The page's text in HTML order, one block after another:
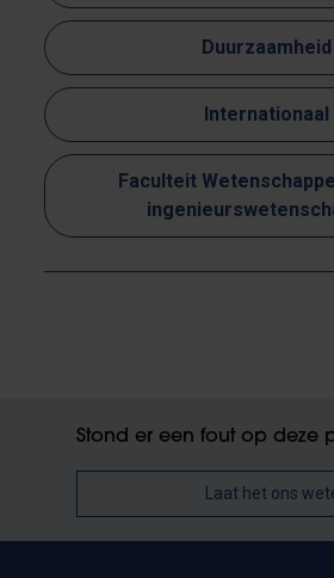
Duurzaamheid
Internationaal
Faculteit
Stond er een fout op deze
Laat het ons